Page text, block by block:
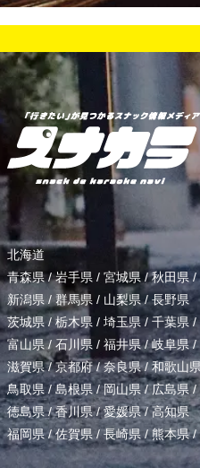
北海道
青森県/岩手県 / 宮城県 /秋田県 /
新潟県 / 群馬県 / 山梨県/長野県
茨城県 / 栃木県 / 埼玉県/ 千葉県 /
富山県/ 石川県 / 福井県/岐阜県/
滋賀県/京都府/奈良県/和歌山県
鳥取県/島根県/岡山県/広島県/
徳島県/香川県/愛媛県/高知県
福岡県/佐賀県/長崎県 /熊本県/